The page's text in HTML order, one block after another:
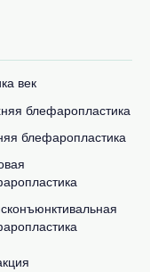
век
блефаропластика
блефаропластика